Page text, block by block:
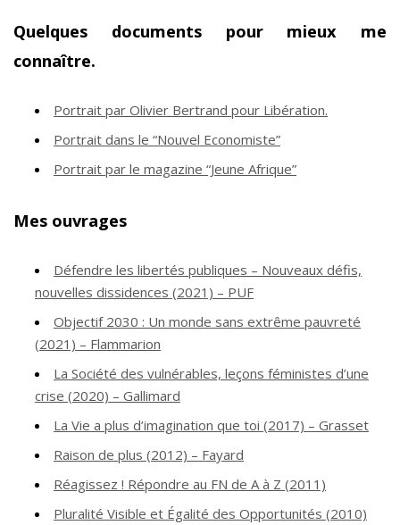
Quelques documents pour mieux me
connaître.
Portrait par Olivier Bertrand pour Libération.
Portrait dans le “Nouvel Economiste”
Portrait par le magazine “Jeune Afrique”
Mes ouvrages
Défendre les libertés publiques – Nouveaux défis,
nouvelles dissidences (2021) – PUF
Objectif 2030 : Un monde sans extrême pauvreté
(2021) – Flammarion
La Société des vulnérables, leçons féministes d’une
crise (2020) – Gallimard
La Vie a plus d’imagination que toi (2017) – Grasset
Raison de plus (2012) – Fayard
Réagissez ! Répondre au FN de A à Z (2011)
Pluralité Visible et Égalité des Opportunités (2010)